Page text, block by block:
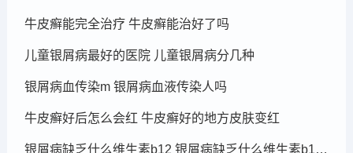
牛皮癣能完全治疗 牛皮癣能治好了吗
儿童银屑病最好的医院 儿童银屑病分几种
银屑病血传染m 银屑病血液传染人吗
牛皮癣好后怎么会红 牛皮癣好的地方皮肤变红
银屑病缺乏什么维生素b12 银屑病缺乏什么维生素b12可以补充